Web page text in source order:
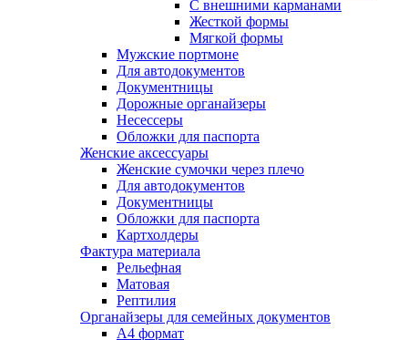
С внешними карманами
Жесткой формы
Мягкой формы
Мужские портмоне
Для автодокументов
Документницы
Дорожные органайзеры
Несессеры
Обложки для паспорта
Женские аксессуары
Женские сумочки через плечо
Для автодокументов
Документницы
Обложки для паспорта
Картхолдеры
Фактура материала
Рельефная
Матовая
Рептилия
Органайзеры для семейных документов
А4 формат